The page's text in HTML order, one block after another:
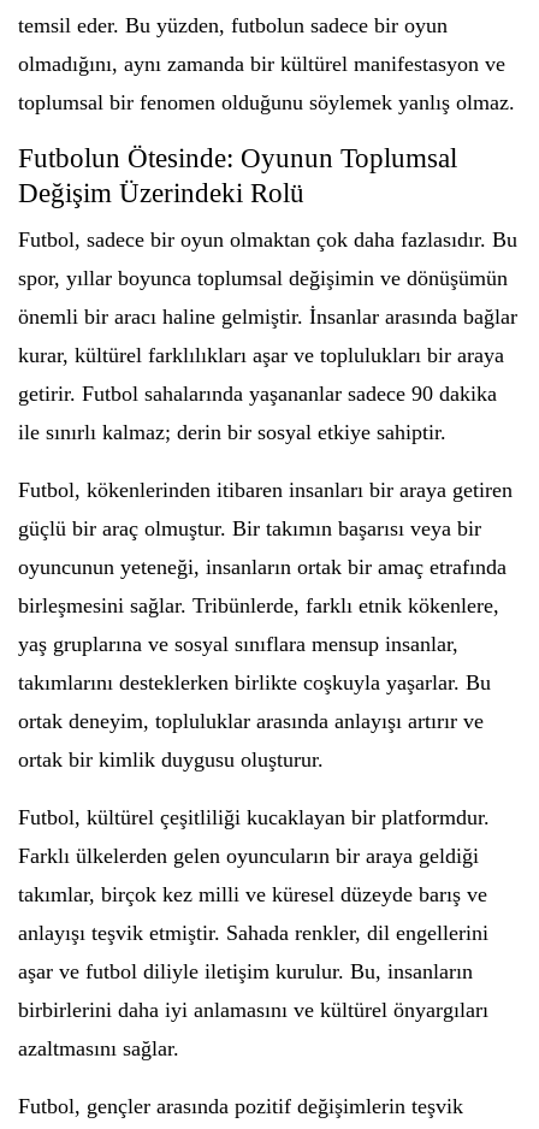
temsil eder. Bu yüzden, futbolun sadece bir oyun
olmadığını, aynı zamanda bir kültürel manifestasyon ve
toplumsal bir fenomen olduğunu söylemek yanlış olmaz.
Futbolun Ötesinde: Oyunun Toplumsal
Değişim Üzerindeki Rolü
Futbol, sadece bir oyun olmaktan çok daha fazlasıdır. Bu
spor, yıllar boyunca toplumsal değişimin ve dönüşümün
önemli bir aracı haline gelmiştir. İnsanlar arasında bağlar
kurar, kültürel farklılıkları aşar ve toplulukları bir araya
getirir. Futbol sahalarında yaşananlar sadece 90 dakika
ile sınırlı kalmaz; derin bir sosyal etkiye sahiptir.
Futbol, kökenlerinden itibaren insanları bir araya getiren
güçlü bir araç olmuştur. Bir takımın başarısı veya bir
oyuncunun yeteneği, insanların ortak bir amaç etrafında
birleşmesini sağlar. Tribünlerde, farklı etnik kökenlere,
yaş gruplarına ve sosyal sınıflara mensup insanlar,
takımlarını desteklerken birlikte coşkuyla yaşarlar. Bu
ortak deneyim, topluluklar arasında anlayışı artırır ve
ortak bir kimlik duygusu oluşturur.
Futbol, kültürel çeşitliliği kucaklayan bir platformdur.
Farklı ülkelerden gelen oyuncuların bir araya geldiği
takımlar, birçok kez milli ve küresel düzeyde barış ve
anlayışı teşvik etmiştir. Sahada renkler, dil engellerini
aşar ve futbol diliyle iletişim kurulur. Bu, insanların
birbirlerini daha iyi anlamasını ve kültürel önyargıları
azaltmasını sağlar.
Futbol, gençler arasında pozitif değişimlerin teşvik